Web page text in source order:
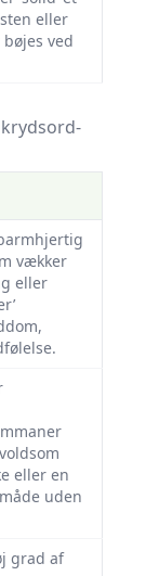
eller
ved
vækker
eller
eller en
uden
grad af